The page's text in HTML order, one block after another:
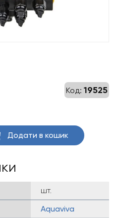
Код: 19525
Додати в кошик
шт.
Aquaviva